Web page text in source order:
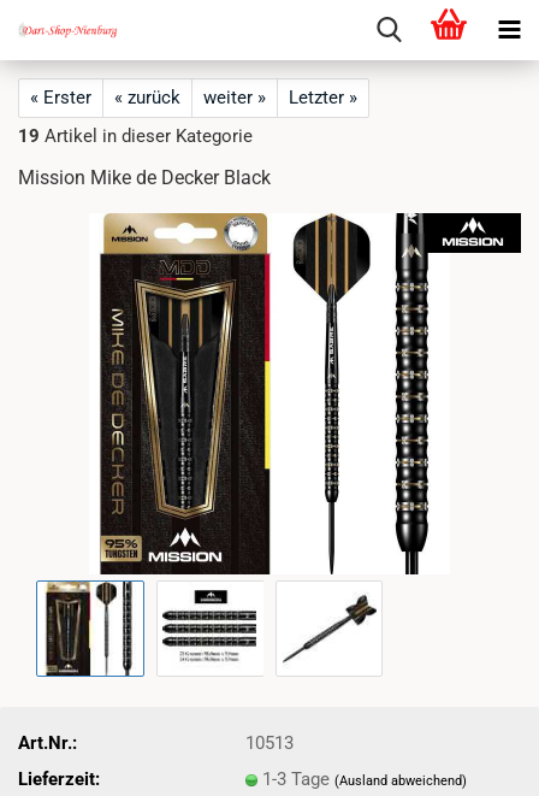
« Erster « zurück weiter »
Letzter »
19 Artikel in dieser Kategorie
Mission Mike de Decker Black
Art.Nr.:
10513
Lieferzeit:
1-3 Tage(Ausland abweichend)